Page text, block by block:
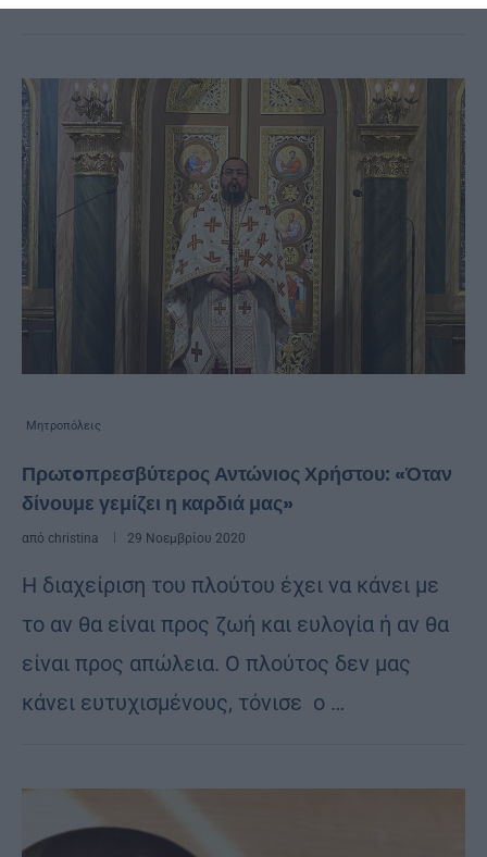
Μητροπόλεις
Πρωτoπρεσβύτερος Αντώνιος Χρήστου: «Όταν
δίνουμε γεμίζει η καρδιά μας»
από christina 29 Νοεμβρίου 2020
Η διαχείριση του πλούτου έχει να κάνει με
το αν θα είναι προς ζωή και ευλογία ή αν θα
είναι προς απώλεια. Ο πλούτος δεν μας
κάνει ευτυχισμένους, τόνισε ο …